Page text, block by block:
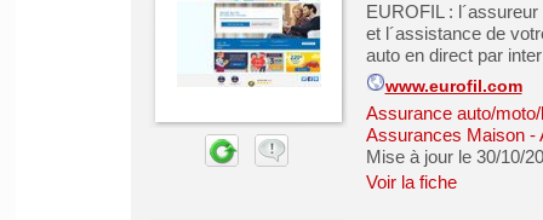
EUROFIL :
et l´assistance de
auto en direct par
www.eurofil.com
Assurance auto/
Assurances Maison -
Mise à jour le 30/10/
Voir la fiche